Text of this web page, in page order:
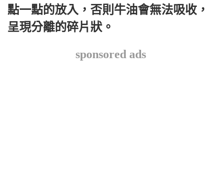
點一點的放入，否則牛油會無法吸收，
呈現分離的碎片狀。
sponsored ads